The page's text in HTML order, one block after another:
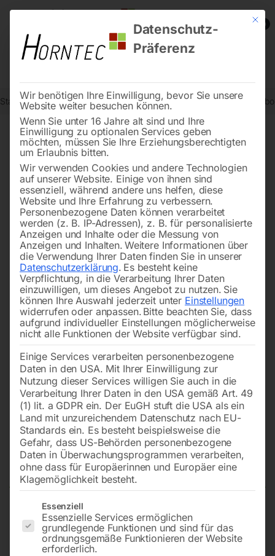
0
Start Drucklufttechnologie Druckluftzubehör Ausblaspistole Turbo
Ausblaspistole Turbo
Modell PA-CV ‘SOFT TOUCH’
Mit
Datenschutz-
Präferenz
Wir benötigen Ihre Einwilligung, bevor Sie unsere
Website weiter besuchen können.
Wenn Sie unter 16 Jahre alt sind und Ihre
Einwilligung zu optionalen Services geben
möchten, müssen Sie Ihre Erziehungsberechtigten
um Erlaubnis bitten.
Wir verwenden Cookies und andere Technologien
auf unserer Website. Einige von ihnen sind
essenziell, während andere uns helfen, diese
Website und Ihre Erfahrung zu verbessern.
Personenbezogene Daten können verarbeitet
werden (z. B. IP-Adressen), z. B. für personalisierte
Anzeigen und Inhalte oder die Messung von
Anzeigen und Inhalten. Weitere Informationen über
die Verwendung Ihrer Daten finden Sie in unserer
Datenschutzerklärung. Es besteht keine
Verpflichtung, in die Verarbeitung Ihrer Daten
einzuwilligen, um dieses Angebot zu nutzen. Sie
können Ihre Auswahl jederzeit unter Einstellungen
widerrufen oder anpassen. Bitte beachten Sie, dass
aufgrund individueller Einstellungen möglicherweise
nicht alle Funktionen der Website verfügbar sind.
Einige Services verarbeiten personenbezogene
Daten in den USA. Mit Ihrer Einwilligung zur
Nutzung dieser Services willigen Sie auch in die
Verarbeitung Ihrer Daten in den USA gemäß Art. 49
(1) lit. a GDPR ein. Der EuGH stuft die USA als ein
Land mit unzureichendem Datenschutz nach EU-
Standards ein. Es besteht beispielsweise die
Gefahr, dass US-Behörden personenbezogene
Daten in Überwachungsprogrammen verarbeiten,
ohne dass für Europäerinnen und Europäer eine
Klagemöglichkeit besteht.
Es folgt eine Liste der Service-Gruppen, für die eine
Essenziell
Essenzielle Services ermöglichen
grundlegende Funktionen und sind für das
ordnungsgemäße Funktionieren der Website
erforderlich.